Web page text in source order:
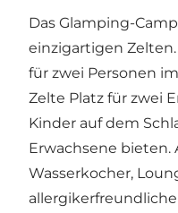
Das Glamping-
einzigartigen
für zwei Personen
Zelte Platz für zwei
Kinder auf dem
Erwachsene bieten.
Wasserkocher,